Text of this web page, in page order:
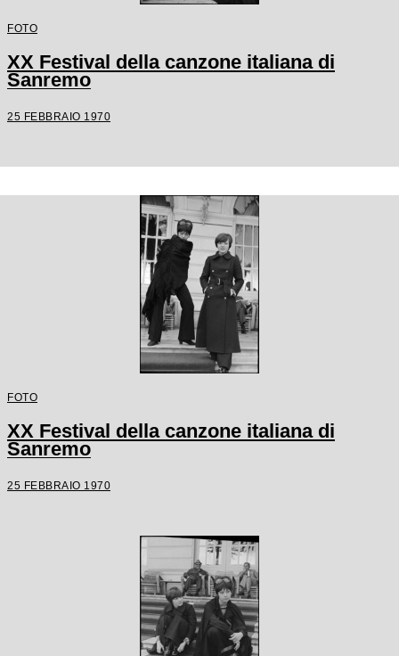
FOTO
XX Festival della canzone italiana di
Sanremo
25 FEBBRAIO 1970
FOTO
XX Festival della canzone italiana di
Sanremo
25 FEBBRAIO 1970